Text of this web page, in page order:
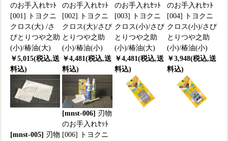
のお手入れｾｯﾄ
[001] トヨクニ
クロス(大) /さ
びとりつや之助
(小)/椿油(大)
￥5,015(税込,送
料込)
のお手入れｾｯﾄ
[002] トヨクニ
クロス(大)/さび
とりつや之助
(小)/椿油(小)
￥4,481(税込,送
料込)
のお手入れｾｯﾄ
[003] トヨクニ
クロス(小)/さび
とりつや之助
(小)/椿油(大)
￥4,481(税込,送
料込)
のお手入れｾｯﾄ
[004] トヨクニ
クロス(小)/さび
とりつや之助
(小)/椿油(小)
￥3,948(税込,送
料込)
[mnst-005] 刃物
[mnst-006] 刃物
のお手入れｾｯﾄ
[006] トヨクニ